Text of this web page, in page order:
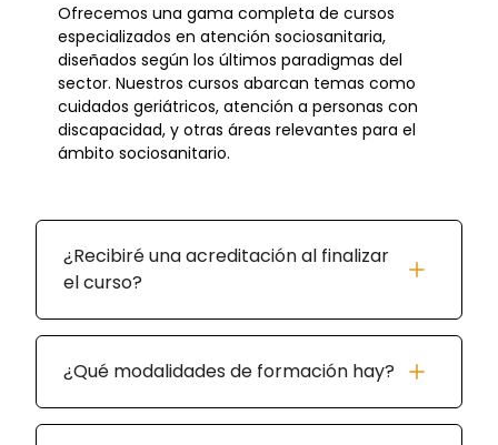
Ofrecemos una gama completa de cursos
especializados en atención sociosanitaria,
diseñados según los últimos paradigmas del
sector. Nuestros cursos abarcan temas como
cuidados geriátricos, atención a personas con
discapacidad, y otras áreas relevantes para el
ámbito sociosanitario.
¿Recibiré una acreditación al finalizar
el curso?
¿Qué modalidades de formación hay?